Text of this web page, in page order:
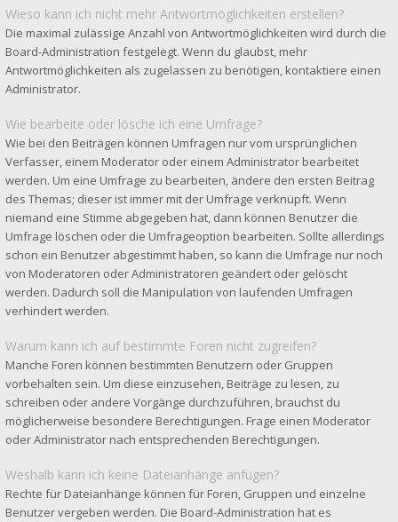
Wieso kann ich nicht mehr Antwortmöglichkeiten erstellen?
Die maximal zulässige Anzahl von Antwortmöglichkeiten wird durch die
Board-Administration festgelegt. Wenn du glaubst, mehr
Antwortmöglichkeiten als zugelassen zu benötigen, kontaktiere einen
Administrator.
Wie bearbeite oder lösche ich eine Umfrage?
Wie bei den Beiträgen können Umfragen nur vom ursprünglichen
Verfasser, einem Moderator oder einem Administrator bearbeitet
werden. Um eine Umfrage zu bearbeiten, ändere den ersten Beitrag
des Themas; dieser ist immer mit der Umfrage verknüpft. Wenn
niemand eine Stimme abgegeben hat, dann können Benutzer die
Umfrage löschen oder die Umfrageoption bearbeiten. Sollte allerdings
schon ein Benutzer abgestimmt haben, so kann die Umfrage nur noch
von Moderatoren oder Administratoren geändert oder gelöscht
werden. Dadurch soll die Manipulation von laufenden Umfragen
verhindert werden.
Warum kann ich auf bestimmte Foren nicht zugreifen?
Manche Foren können bestimmten Benutzern oder Gruppen
vorbehalten sein. Um diese einzusehen, Beiträge zu lesen, zu
schreiben oder andere Vorgänge durchzuführen, brauchst du
möglicherweise besondere Berechtigungen. Frage einen Moderator
oder Administrator nach entsprechenden Berechtigungen.
Weshalb kann ich keine Dateianhänge anfügen?
Rechte für Dateianhänge können für Foren, Gruppen und einzelne
Benutzer vergeben werden. Die Board-Administration hat es